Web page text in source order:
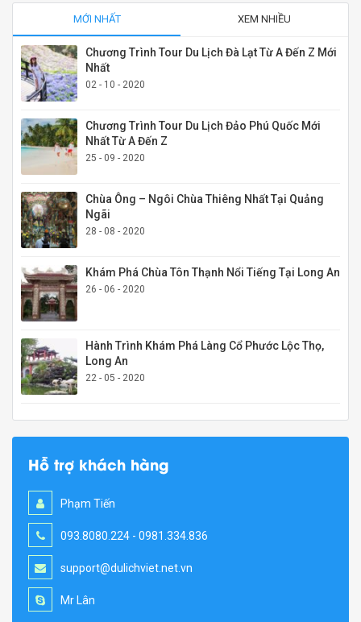
MỚI NHẤT XEM NHIỀU
Chương Trình Tour Du Lịch Đà Lạt Từ A Đến Z Mới
Nhất
02 - 10 - 2020
Chương Trình Tour Du Lịch Đảo Phú Quốc Mới
Nhất Từ A Đến Z
25 - 09 - 2020
Chùa Ông – Ngôi Chùa Thiêng Nhất Tại Quảng
Ngãi
28 - 08 - 2020
Khám Phá Chùa Tôn Thạnh Nổi Tiếng Tại Long An
26 - 06 - 2020
Hành Trình Khám Phá Làng Cổ Phước Lộc Thọ,
Long An
22 - 05 - 2020
Hỗ trợ khách hàng
Phạm Tiến
093.8080.224 - 0981.334.836
support@dulichviet.net.vn
Mr Lân